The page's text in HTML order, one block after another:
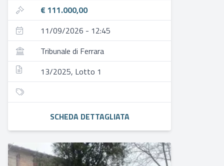
€ 111.000,00
11/09/2026 - 12:45
Tribunale di Ferrara
13/2025, Lotto 1
SCHEDA DETTAGLIATA